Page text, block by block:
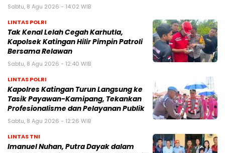
Sabtu, 8 Agu 2026 - 14:02 WIB
LINTAS POLRI
Tak Kenal Lelah Cegah Karhutla,
Kapolsek Katingan Hilir Pimpin Patroli
Bersama Relawan
Sabtu, 8 Agu 2026 - 12:40 WIB
LINTAS POLRI
Kapolres Katingan Turun Langsung ke
Tasik Payawan-Kamipang, Tekankan
Profesionalisme dan Pelayanan Publik
Sabtu, 8 Agu 2026 - 12:26 WIB
LINTAS TNI
Imanuel Nuhan, Putra Dayak dalam